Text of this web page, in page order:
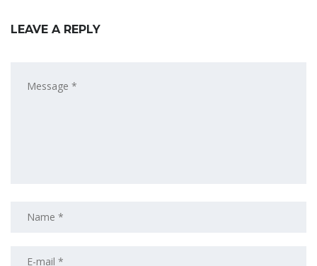
LEAVE A REPLY